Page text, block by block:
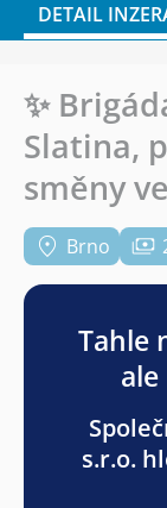
DETAIL
✨
Slatina,
směny
Brno
Tahle
s.r.o.